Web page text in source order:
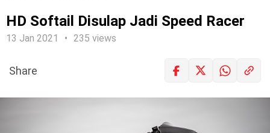
HD Softail Disulap Jadi Speed Racer
13 Jan 2021 235 views
Share